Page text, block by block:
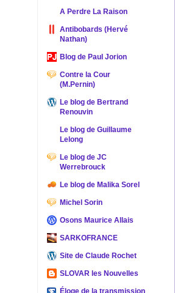
A Perdre La Raison
Antibobards (Hervé
Nathan)
Blog de Paul Jorion
Contre la Cour
(M.Pernin)
Le blog de Bertrand
Renouvin
Le blog de Guillaume
Lelong
Le blog de JC
Werrebrouck
Le blog de Malika Sorel
Michel Sorin
Osons Maurice Allais
SARKOFRANCE
Site de Claude Rochet
SLOVAR les Nouvelles
Éloge de la transmission